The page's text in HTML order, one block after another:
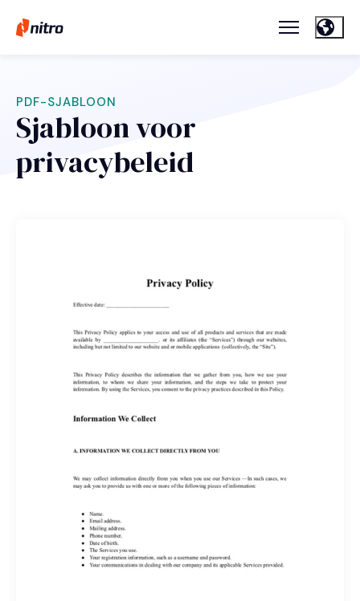
PDF-SJABLOON
Sjabloon voor
privacybeleid